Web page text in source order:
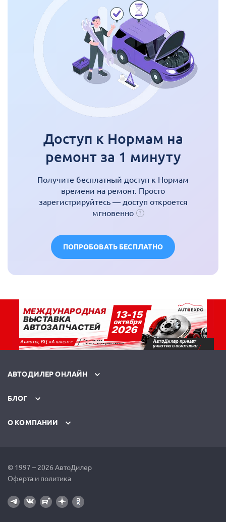
Доступ к Нормам на
ремонт за 1 минуту
Получите бесплатный доступ к Нормам
времени на ремонт. Просто
зарегистрируйтесь — доступ откроется
мгновенно
ПОПРОБОВАТЬ БЕСПЛАТНО
АВТОДИЛЕР ОНЛАЙН
БЛОГ
О КОМПАНИИ
© 1997 – 2026 АвтоДилер
Оферта и политика